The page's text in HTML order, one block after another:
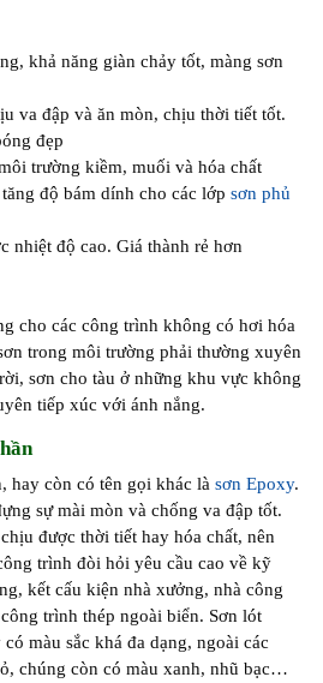
khả năng giàn chảy tốt, màng sơn
va đập và ăn mòn, chịu thời tiết tốt.
đẹp
trường kiềm, muối và hóa chất
độ bám dính cho các lớp sơn phủ
nhiệt độ cao. Giá thành rẻ hơn
cho các công trình không có hơi hóa
trong môi trường phải thường xuyên
sơn cho tàu ở những khu vực không
tiếp xúc với ánh nắng.
hay còn có tên gọi khác là sơn Epoxy.
sự mài mòn và chống va đập tốt.
được thời tiết hay hóa chất, nên
trình đòi hỏi yêu cầu cao về kỹ
kết cấu kiện nhà xưởng, nhà công
trình thép ngoài biển. Sơn lót
màu sắc khá đa dạng, ngoài các
chúng còn có màu xanh, nhũ bạc…